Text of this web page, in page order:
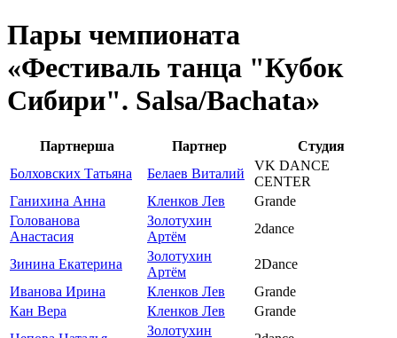
Пары чемпионата
«Фестиваль танца "Кубок
Сибири". Salsa/Bachata»
Партнерша Партнер
Студия
Болховских Татьяна
Белаев Виталий
VK DANCE
CENTER
Ганихина Анна
Кленков Лев
Grande
Голованова
Анастасия
Золотухин
Артём
2dance
Зинина Екатерина
Золотухин
Артём
2Dance
Иванова Ирина
Кленков Лев
Grande
Кан Вера
Кленков Лев
Grande
Золотухин